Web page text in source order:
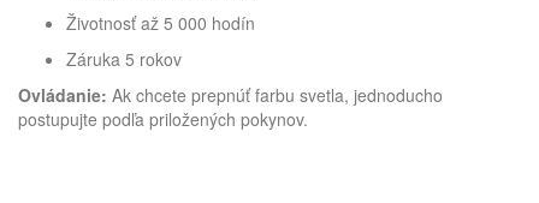
Životnosť až 5 000 hodín
Záruka 5 rokov
Ovládanie: Ak chcete prepnúť farbu svetla, jednoducho
postupujte podľa priložených pokynov.